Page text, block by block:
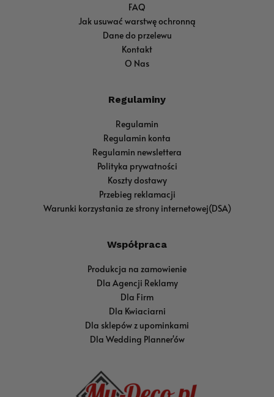
FAQ
Jak usuwać warstwę ochronną
Dane do przelewu
Kontakt
O Nas
Regulaminy
Regulamin
Regulamin konta
Regulamin newslettera
Polityka prywatności
Koszty dostawy
Przebieg reklamacji
Warunki korzystania ze strony internetowej(DSA)
Współpraca
Produkcja na zamowienie
Dla Agencji Reklamy
Dla Firm
Dla Kwiaciarni
Dla sklepów z upominkami
Dla Wedding Planner'ów